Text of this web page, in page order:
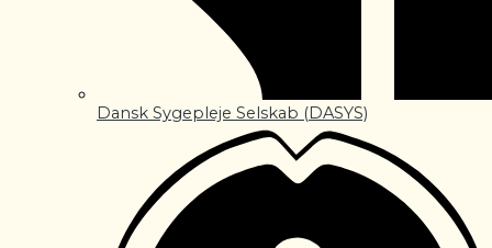
Dansk Sygepleje Selskab (DASYS)